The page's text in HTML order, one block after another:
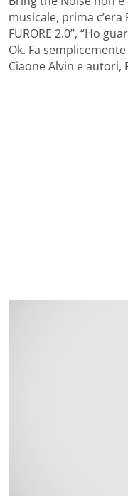
musicale, prima c’era
FURORE 2.0”, “Ho
Ok. Fa
Ciaone Alvin e autori,